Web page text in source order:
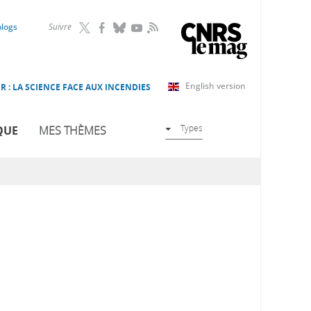
Suivre RSS
English version
: LA SCIENCE FACE AUX INCENDIES
MES THÈMES Types